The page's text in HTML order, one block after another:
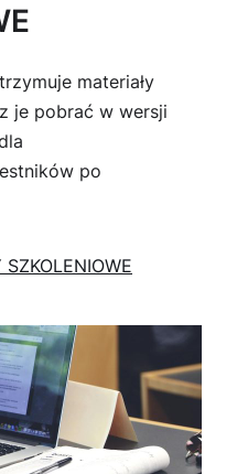
materiały
je pobrać w wersji
po
SZKOLENIOWE